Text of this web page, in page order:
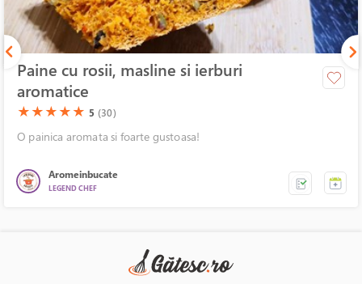
Paine cu rosii, masline si ierburi
aromatice
(*)
★(*)
★(*)
★(*)
★(*)
★ 5 (30)
O painica aromata si foarte gustoasa!
Aromeinbucate
LEGEND CHEF